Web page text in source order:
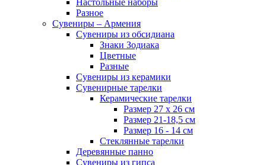
Настольные наборы
Разное
Сувениры – Армения
Сувениры из обсидиана
Знаки Зодиака
Цветные
Разные
Сувениры из керамики
Сувенирные тарелки
Керамические тарелки
Размер 27 х 26 см
Размер 21-18,5 см
Размер 16 - 14 см
Стеклянные тарелки
Деревянные панно
Сувениры из гипса